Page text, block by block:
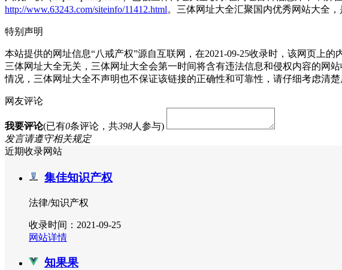
http://www.63243.com/siteinfo/11412.html。三体网址大全汇聚国内优秀网站大全
特别声明
本站提供的网址信息“八戒产权”源自互联网，在2021-09-25收录时，该网页上
三体网址大全无关，三体网址大全会第一时间将含有违法信息和侵权内容的网
情况，三体网址大全不声明也不保证该链接的正确性和可靠性，请仔细考虑清
网友评论
我要评论(已有0条评论，共398人参与)
发言请遵守相关规定
近期收录网站
集佳知识产权
法律/知识产权
收录时间：2021-09-25
网站详情
知果果